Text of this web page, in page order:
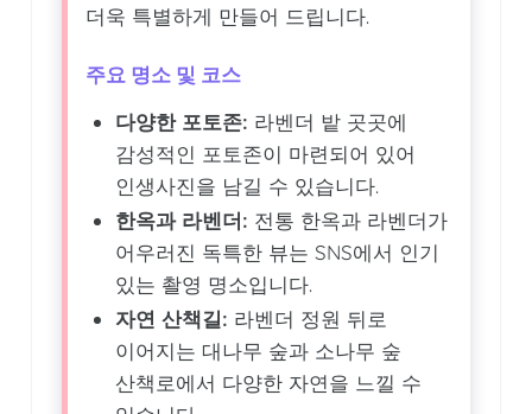
더욱 특별하게 만들어 드립니다.
주요 명소 및 코스
다양한 포토존: 라벤더 밭 곳곳에
감성적인 포토존이 마련되어 있어
인생사진을 남길 수 있습니다.
한옥과 라벤더: 전통 한옥과 라벤더가
어우러진 독특한 뷰는 SNS에서 인기
있는 촬영 명소입니다.
자연 산책길: 라벤더 정원 뒤로
이어지는 대나무 숲과 소나무 숲
산책로에서 다양한 자연을 느낄 수